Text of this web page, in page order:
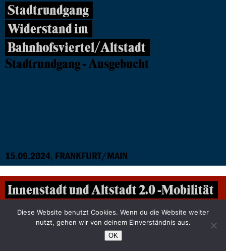
Stadtrundgang
Widerstand im
Bahnhofsviertel/Altstadt
Stadtrundgang - Ausgebucht
15.09.2024, FRANKFURT/MAIN
Innenstadt und Altstadt 2.0 -Mobilität
und Lebensqualität in der Frankfurter
Diese Website benutzt Cookies. Wenn du die Website weiter
nutzt, gehen wir von deinem Einverständnis aus.
OK